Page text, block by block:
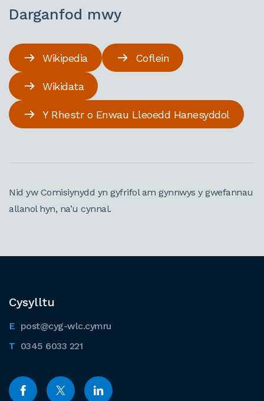
Darganfod mwy
Wikipedia Coflein
Wikidata
Y Rhestr o Enwau Lleoedd Hanesyddol
Nid yw Comisiynydd yn gyfrifol am gynnwys y gwefannau
allanol hyn, na’u cynnal.
Cysylltu
post@cyg-wlc.cymru
0345 6033 221